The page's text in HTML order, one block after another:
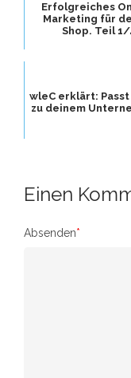
Erfolgreiches
Marketing für
Shop. Teil 1/
wleC erklärt:
zu deinem
Einen
Absenden*